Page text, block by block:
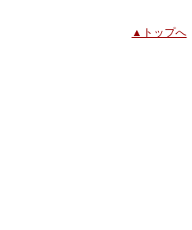
▲トップへ